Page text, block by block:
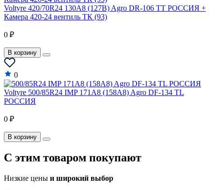
Voltyre 420/70R24 130A8 (127B) Agro DR-106 TT РОССИЯ +
Камера 420-24 вентиль ТК (93)
0 ₽
В корзину
0
Voltyre 500/85R24 IMP 171A8 (158A8) Agro DF-134 TL
РОССИЯ
0 ₽
В корзину
C этим товаром покупают
Низкие цены и широкий выбор